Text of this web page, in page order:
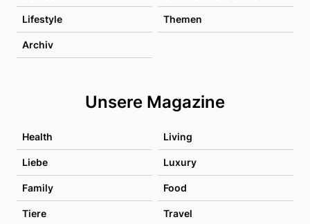
Lifestyle Themen
Archiv
Unsere Magazine
Health Living
Liebe Luxury
Family Food
Tiere Travel